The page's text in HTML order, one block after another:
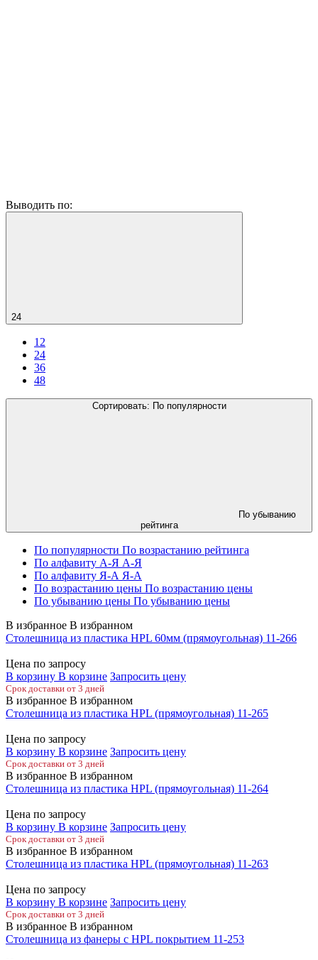
Выводить по:
24
12
24
36
48
Сортировать: По популярности
По убыванию
рейтинга
По популярности По возрастанию рейтинга
По алфавиту А-Я А-Я
По алфавиту Я-А Я-А
По возрастанию цены По возрастанию цены
По убыванию цены По убыванию цены
В избранное В избранном
Столешница из пластика HPL 60мм (прямоугольная) 11-266
Цена по запросу
В корзину В корзине Запросить цену
Срок доставки от 3 дней
В избранное В избранном
Столешница из пластика HPL (прямоугольная) 11-265
Цена по запросу
В корзину В корзине Запросить цену
Срок доставки от 3 дней
В избранное В избранном
Столешница из пластика HPL (прямоугольная) 11-264
Цена по запросу
В корзину В корзине Запросить цену
Срок доставки от 3 дней
В избранное В избранном
Столешница из пластика HPL (прямоугольная) 11-263
Цена по запросу
В корзину В корзине Запросить цену
Срок доставки от 3 дней
В избранное В избранном
Столешница из фанеры с HPL покрытием 11-253